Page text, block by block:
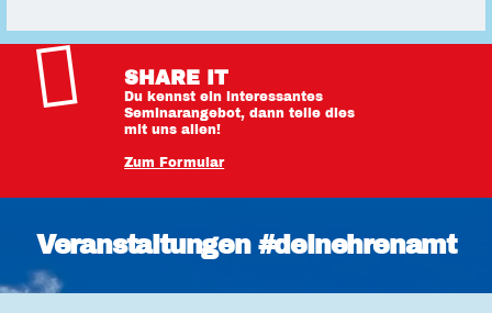
SHARE IT
Du kennst ein interessantes
Seminarangebot, dann teile dies
mit uns allen!
Zum Formular
Veranstaltungen #deinehrenamt